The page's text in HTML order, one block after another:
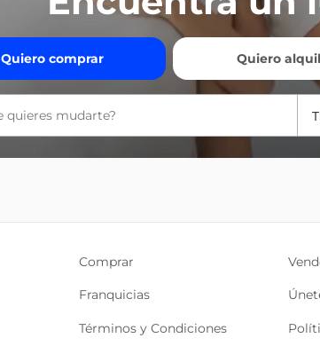
Quiero comprar Quiero
Comprar
Franquicias
Términos y Condiciones